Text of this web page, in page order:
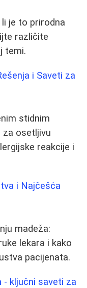
je to prirodna
različite
temi.
i Saveti za
stidnim
za osetljivu
reakcije i
i Najčešća
madeža:
lekara i kako
pacijenata.
- ključni saveti za